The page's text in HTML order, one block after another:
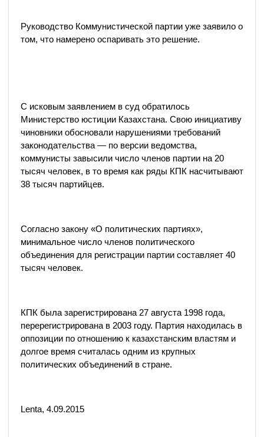
Руководство Коммунистической партии уже заявило о
том, что намерено оспаривать это решение.
С исковым заявлением в суд обратилось
Министерство юстиции Казахстана. Свою инициативу
чиновники обосновали нарушениями требований
законодательства — по версии ведомства,
коммунисты завысили число членов партии на 20
тысяч человек, в то время как ряды КПК насчитывают
38 тысяч партийцев.
Согласно закону «О политических партиях»,
минимальное число членов политического
объединения для регистрации партии составляет 40
тысяч человек.
КПК была зарегистрирована 27 августа 1998 года,
перерегистрирована в 2003 году. Партия находилась в
оппозиции по отношению к казахстанским властям и
долгое время считалась одним из крупных
политических объединений в стране.
Lenta, 4.09.2015